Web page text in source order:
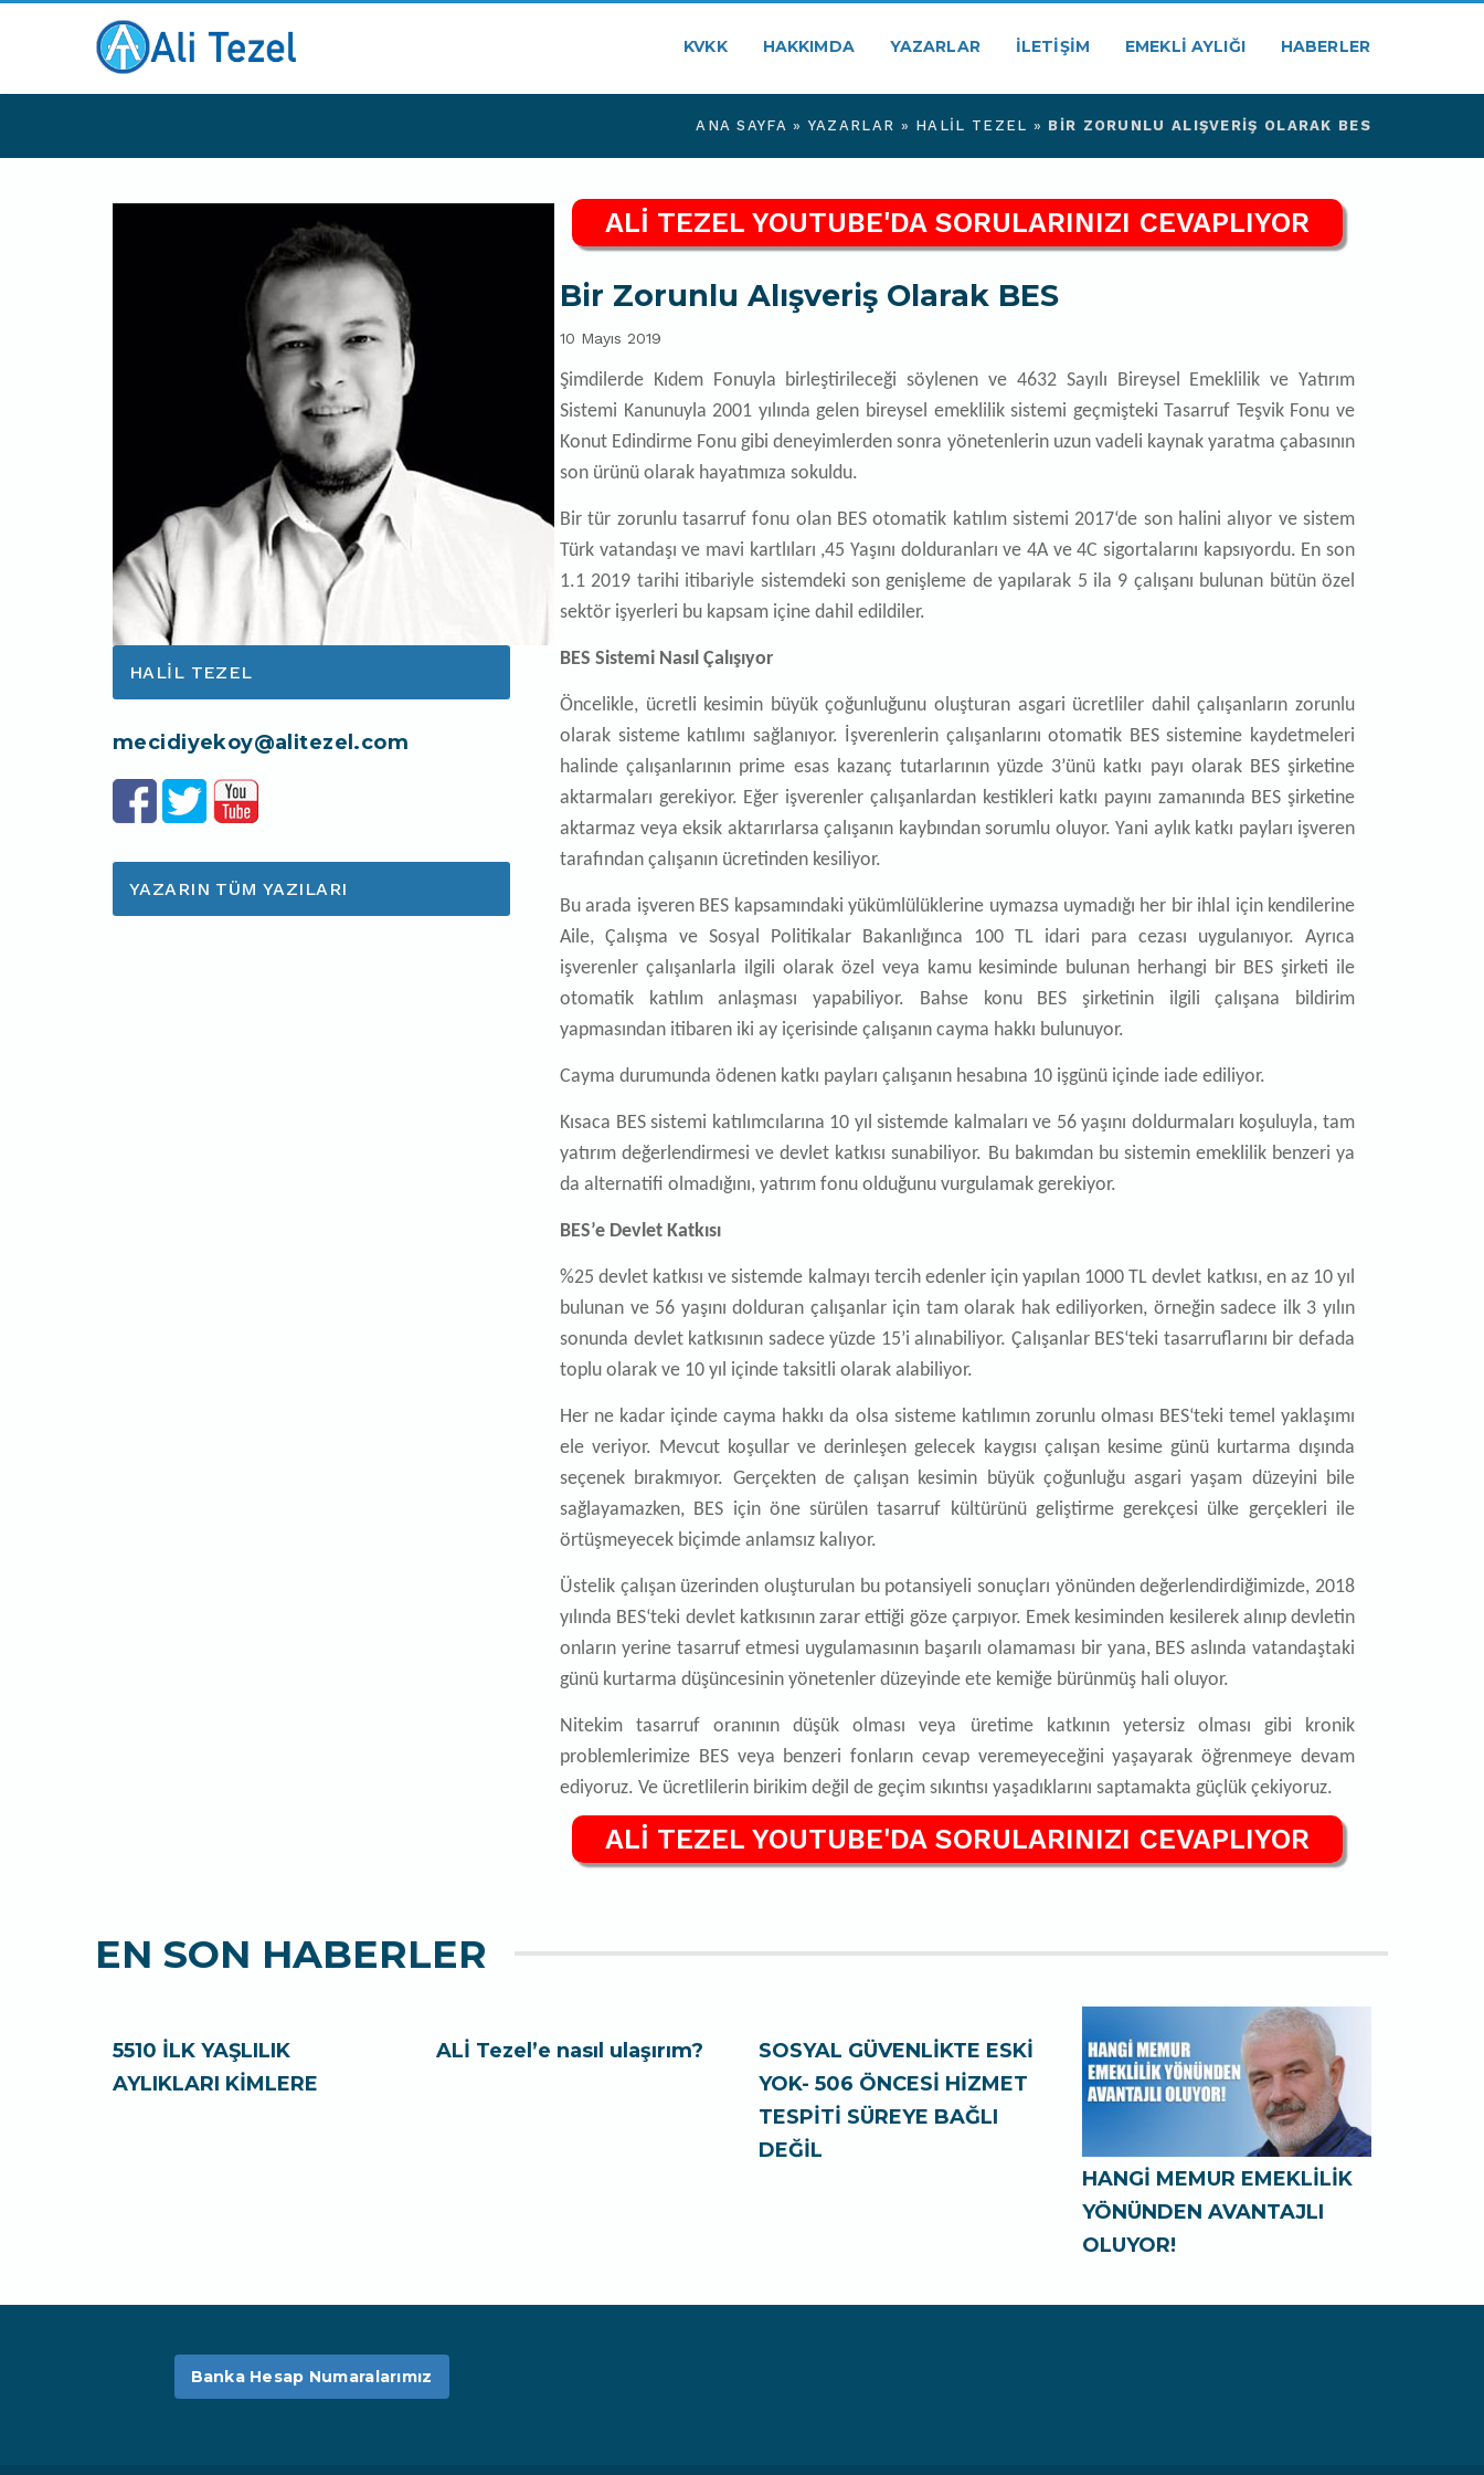
KVKK HAKKIMDA YAZARLAR İLETIŞIM EMEKLI AYLIĞI HABERLER
ANA SAYFA »YAZARLAR » HALIL TEZEL » BIR ZORUNLU ALIŞVERIŞ OLARAK BES
HALIL TEZEL
mecidiyekoy@alitezel.com
YAZARIN TÜM YAZILARI
ALİ TEZEL YOUTUBE'DA SORULARINIZI CEVAPLIYOR
Bir Zorunlu Alışveriş Olarak BES
10 Mayıs 2019
Şimdilerde Kıdem Fonuyla birleştirileceği söylenen ve 4632 Sayılı Bireysel Emeklilik ve Yatırım
Sistemi Kanunuyla 2001 yılında gelen bireysel emeklilik sistemi geçmişteki Tasarruf Teşvik Fonu ve
Konut Edindirme Fonu gibi deneyimlerden sonra yönetenlerin uzun vadeli kaynak yaratma çabasının
son ürünü olarak hayatımıza sokuldu.
Bir tür zorunlu tasarruf fonu olan BES otomatik katılım sistemi 2017‘de son halini alıyor ve sistem
Türk vatandaşı ve mavi kartlıları ,45 Yaşını dolduranları ve 4A ve 4C sigortalarını kapsıyordu. En son
1.1 2019 tarihi itibariyle sistemdeki son genişleme de yapılarak 5 ila 9 çalışanı bulunan bütün özel
sektör işyerleri bu kapsam içine dahil edildiler.
BES Sistemi Nasıl Çalışıyor
Öncelikle, ücretli kesimin büyük çoğunluğunu oluşturan asgari ücretliler dahil çalışanların zorunlu
olarak sisteme katılımı sağlanıyor. İşverenlerin çalışanlarını otomatik BES sistemine kaydetmeleri
halinde çalışanlarının prime esas kazanç tutarlarının yüzde 3’ünü katkı payı olarak BES şirketine
aktarmaları gerekiyor. Eğer işverenler çalışanlardan kestikleri katkı payını zamanında BES şirketine
aktarmaz veya eksik aktarırlarsa çalışanın kaybından sorumlu oluyor. Yani aylık katkı payları işveren
tarafından çalışanın ücretinden kesiliyor.
Bu arada işveren BES kapsamındaki yükümlülüklerine uymazsa uymadığı her bir ihlal için kendilerine
Aile, Çalışma ve Sosyal Politikalar Bakanlığınca 100 TL idari para cezası uygulanıyor. Ayrıca
işverenler çalışanlarla ilgili olarak özel veya kamu kesiminde bulunan herhangi bir BES şirketi ile
otomatik katılım anlaşması yapabiliyor. Bahse konu BES şirketinin ilgili çalışana bildirim
yapmasından itibaren iki ay içerisinde çalışanın cayma hakkı bulunuyor.
Cayma durumunda ödenen katkı payları çalışanın hesabına 10 işgünü içinde iade ediliyor.
Kısaca BES sistemi katılımcılarına 10 yıl sistemde kalmaları ve 56 yaşını doldurmaları koşuluyla, tam
yatırım değerlendirmesi ve devlet katkısı sunabiliyor. Bu bakımdan bu sistemin emeklilik benzeri ya
da alternatifi olmadığını, yatırım fonu olduğunu vurgulamak gerekiyor.
BES’e Devlet Katkısı
%25 devlet katkısı ve sistemde kalmayı tercih edenler için yapılan 1000 TL devlet katkısı, en az 10 yıl
bulunan ve 56 yaşını dolduran çalışanlar için tam olarak hak ediliyorken, örneğin sadece ilk 3 yılın
sonunda devlet katkısının sadece yüzde 15’i alınabiliyor. Çalışanlar BES‘teki tasarruflarını bir defada
toplu olarak ve 10 yıl içinde taksitli olarak alabiliyor.
Her ne kadar içinde cayma hakkı da olsa sisteme katılımın zorunlu olması BES‘teki temel yaklaşımı
ele veriyor. Mevcut koşullar ve derinleşen gelecek kaygısı çalışan kesime günü kurtarma dışında
seçenek bırakmıyor. Gerçekten de çalışan kesimin büyük çoğunluğu asgari yaşam düzeyini bile
sağlayamazken, BES için öne sürülen tasarruf kültürünü geliştirme gerekçesi ülke gerçekleri ile
örtüşmeyecek biçimde anlamsız kalıyor.
Üstelik çalışan üzerinden oluşturulan bu potansiyeli sonuçları yönünden değerlendirdiğimizde, 2018
yılında BES‘teki devlet katkısının zarar ettiği göze çarpıyor. Emek kesiminden kesilerek alınıp devletin
onların yerine tasarruf etmesi uygulamasının başarılı olamaması bir yana, BES aslında vatandaştaki
günü kurtarma düşüncesinin yönetenler düzeyinde ete kemiğe bürünmüş hali oluyor.
Nitekim tasarruf oranının düşük olması veya üretime katkının yetersiz olması gibi kronik
problemlerimize BES veya benzeri fonların cevap veremeyeceğini yaşayarak öğrenmeye devam
ediyoruz. Ve ücretlilerin birikim değil de geçim sıkıntısı yaşadıklarını saptamakta güçlük çekiyoruz.
ALİ TEZEL YOUTUBE'DA SORULARINIZI CEVAPLIYOR
EN SON HABERLER
5510 İLK YAŞLILIK
AYLIKLARI KİMLERE
ALİ Tezel’e nasıl ulaşırım?
SOSYAL GÜVENLİKTE ESKİ
YOK- 506 ÖNCESİ HİZMET
TESPİTİ SÜREYE BAĞLI
DEĞİL
HANGİ MEMUR EMEKLİLİK
YÖNÜNDEN AVANTAJLI
OLUYOR!
Banka Hesap Numaralarımız